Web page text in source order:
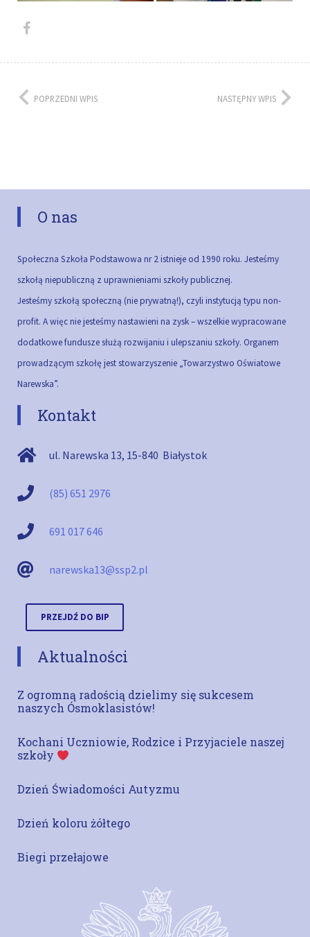
POPRZEDNI WPIS NASTĘPNY WPIS
O nas
Społeczna Szkoła Podstawowa nr 2 istnieje od 1990 roku. Jesteśmy
szkołą niepubliczną z uprawnieniami szkoły publicznej.
Jesteśmy szkołą społeczną (nie prywatną!), czyli instytucją typu non-
profit. A więc nie jesteśmy nastawieni na zysk – wszelkie wypracowane
dodatkowe fundusze służą rozwijaniu i ulepszaniu szkoły. Organem
prowadzącym szkołę jest stowarzyszenie „Towarzystwo Oświatowe
Narewska”.
Kontakt
ul. Narewska 13, 15-840 Białystok
(85) 651 2976
691 017 646
narewska13@ssp2.pl
PRZEJDŹ DO BIP
Aktualności
Z ogromną radością dzielimy się sukcesem
naszych Ósmoklasistów!
Kochani Uczniowie, Rodzice i Przyjaciele naszej
szkoły
Dzień Świadomości Autyzmu
Dzień koloru żółtego
Biegi przełajowe